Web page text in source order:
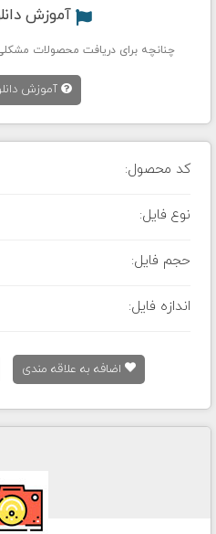
آموزش
چنانچه برای دریافت محصولات
آموزش
کد محصول:
نوع فایل:
حجم فایل:
اندازه فایل:
اضافه به علاقه مندی